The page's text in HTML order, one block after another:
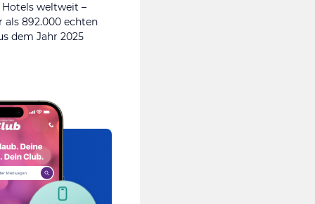
weltweit –
als 892.000 echten
dem Jahr 2025